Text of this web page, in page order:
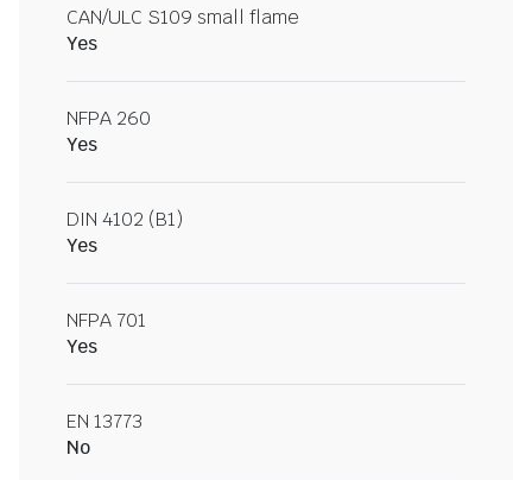
CAN/ULC S109 small flame
Yes
NFPA 260
Yes
DIN 4102 (B1)
Yes
NFPA 701
Yes
EN 13773
No